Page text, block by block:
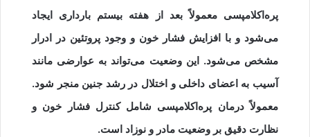
پره‌اکلامپسی معمولاً بعد از هفته بیستم بارداری ایجاد
می‌شود و با افزایش فشار خون و وجود پروتئین در ادرار
مشخص می‌شود. این وضعیت می‌تواند به عوارضی مانند
آسیب به اعضای داخلی و اختلال در رشد جنین منجر شود.
معمولاً درمان پره‌اکلامپسی شامل کنترل فشار خون و
نظارت دقیق بر وضعیت مادر و نوزاد است.